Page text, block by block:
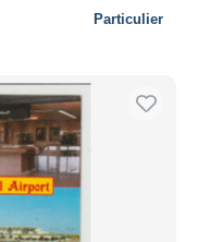
Particulier